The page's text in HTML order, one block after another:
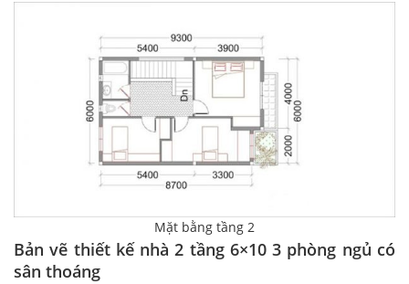
Mặt bằng tầng 2
Bản vẽ thiết kế nhà 2 tầng 6×10 3 phòng ngủ có
sân thoáng